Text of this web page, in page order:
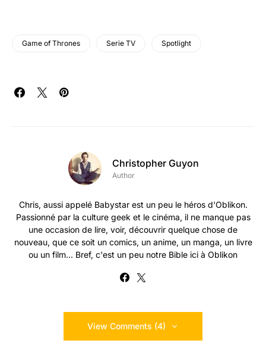
Game of Thrones Serie TV Spotlight
Christopher Guyon
Author
Chris, aussi appelé Babystar est un peu le héros d'Oblikon.
Passionné par la culture geek et le cinéma, il ne manque pas
une occasion de lire, voir, découvrir quelque chose de
nouveau, que ce soit un comics, un anime, un manga, un livre
ou un film... Bref, c'est un peu notre Bible ici à Oblikon
View Comments (4)